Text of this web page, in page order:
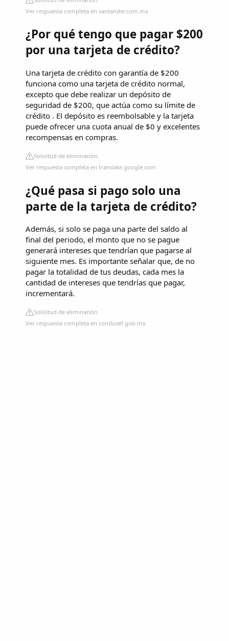
Ver respuesta completa en santander.com.mx
¿Por qué tengo que pagar $200
por una tarjeta de crédito?
Una tarjeta de crédito con garantía de $200
funciona como una tarjeta de crédito normal,
excepto que debe realizar un depósito de
seguridad de $200, que actúa como su límite de
crédito . El depósito es reembolsable y la tarjeta
puede ofrecer una cuota anual de $0 y excelentes
recompensas en compras.
Solicitud de eliminación
Ver respuesta completa en translate.google.com
¿Qué pasa si pago solo una
parte de la tarjeta de crédito?
Además, si solo se paga una parte del saldo al
final del periodo, el monto que no se pague
generará intereses que tendrían que pagarse al
siguiente mes. Es importante señalar que, de no
pagar la totalidad de tus deudas, cada mes la
cantidad de intereses que tendrías que pagar,
incrementará.
Solicitud de eliminación
Ver respuesta completa en condusef.gob.mx